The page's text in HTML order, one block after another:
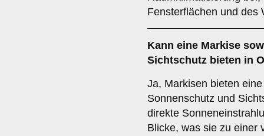
Fensterflächen und des
Kann eine Markise
Sichtschutz bieten in
Ja, Markisen bieten
Sonnenschutz und
direkte
Blicke, was sie zu einer